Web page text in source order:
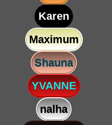
Karen
Maximum
Shauna
YVANNE
nalha